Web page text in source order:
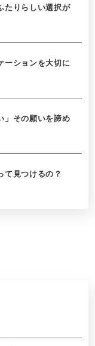
たりらしい選択が
ーションを大切に
」その願いを諦め
て見つけるの？